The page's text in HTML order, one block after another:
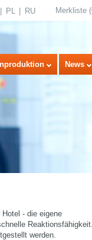
PL RU Merkliste (
News
Hotel - die eigene
werden.